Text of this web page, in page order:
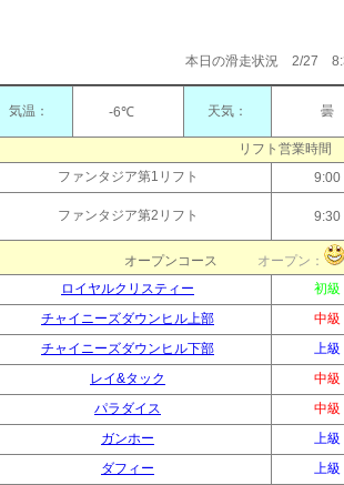
本日の滑走状況 2/27
気温： -6℃ 天気： 曇
リフト営業時間
ファンタジア第1リフト
9:00
ファンタジア第2リフト 9:30
オープンコース
オープン：
ロイヤルクリスティー
初級
チャイニーズダウンヒル上部
中級
チャイニーズダウンヒル下部
上級
レイ&タック
中級
パラダイス
中級
ガンホー
上級
ダフィー
上級